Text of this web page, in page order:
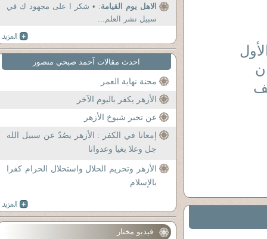
الاهل يوم القيامة: • شكر ا على مجهود ك في
سبيل نشر العلم...
احدث مقالات آحمد صبحي منصور
محنة نهاية العمر
الأزهر يكفر باليوم الآخر
عن تجبر شيوخ الأزهر
إمعانا في الكفر : الأزهر يصُدّ عن سبيل الله
جل وعلا بغيا وعدوانا
الأزهر وتحريم الحلال واستحلال الحرام كفرا
بالإسلام
فيديو مختار